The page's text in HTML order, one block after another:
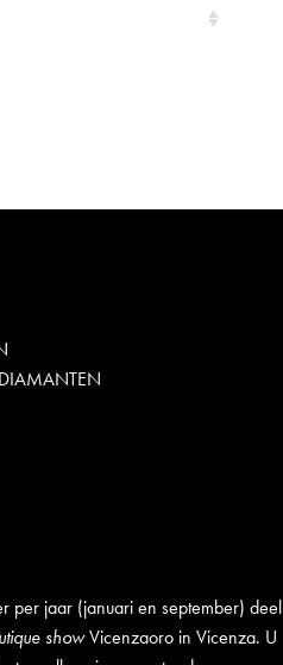
DIAMANTEN
per jaar (januari en september) deel
showVicenzaoro in Vicenza. U